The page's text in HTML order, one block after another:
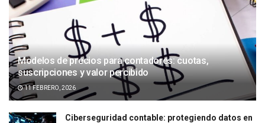
Modelos de precios para contadores: cuotas,
suscripciones y valor percibido
11 FEBRERO, 2026
Ciberseguridad contable: protegiendo datos en